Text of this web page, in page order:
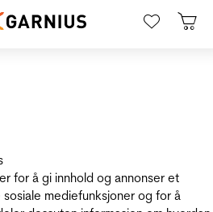
for å gi innhold og annonser et
mediefunksjoner og for å